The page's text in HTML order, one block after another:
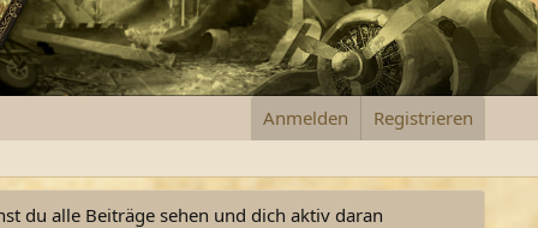
Anmelden Registrieren
du alle Beiträge sehen und dich aktiv daran